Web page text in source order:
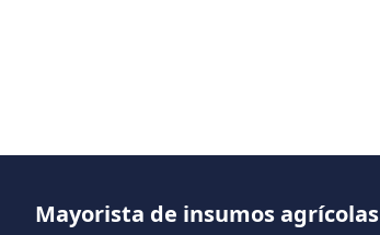
Mayorista de insumos